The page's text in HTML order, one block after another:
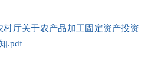
厅关于农产品加工固定资产投资
.pdf